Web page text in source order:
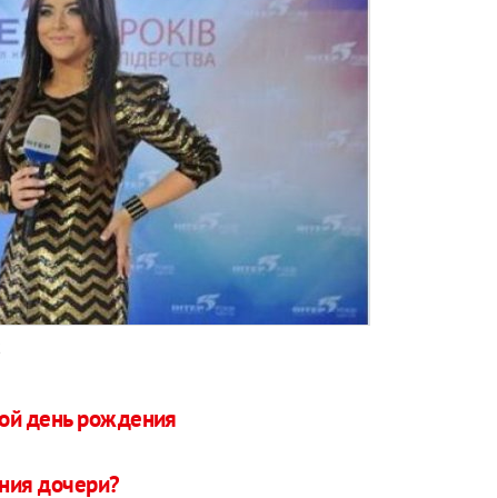
день рождения
дочери?